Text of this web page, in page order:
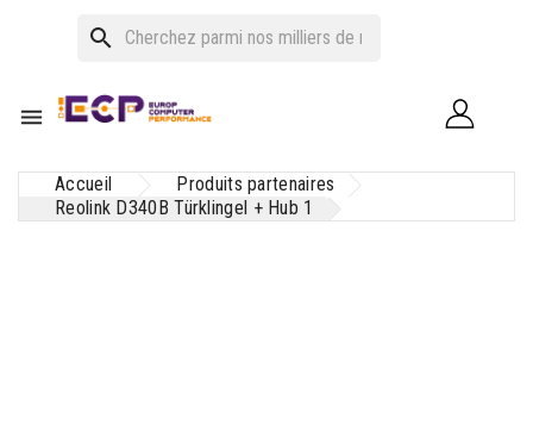
search

Accueil
Produits partenaires
Reolink D340B Türklingel + Hub 1